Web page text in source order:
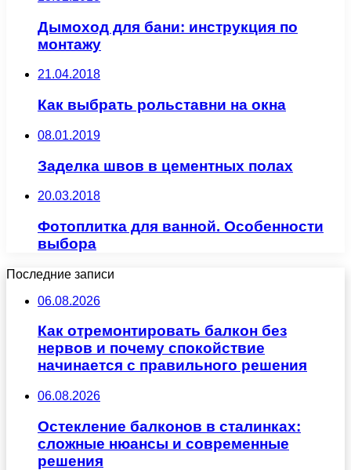
Дымоход для бани: инструкция по
монтажу
21.04.2018
Как выбрать рольставни на окна
08.01.2019
Заделка швов в цементных полах
20.03.2018
Фотоплитка для ванной. Особенности
выбора
Последние записи
06.08.2026
Как отремонтировать балкон без
нервов и почему спокойствие
начинается с правильного решения
06.08.2026
Остекление балконов в сталинках:
сложные нюансы и современные
решения